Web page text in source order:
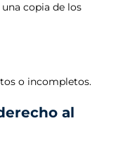
copia de los
o incompletos.
al